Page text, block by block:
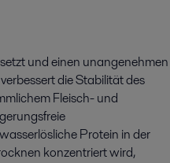
und einen unangenehmen
die Stabilität des
Fleisch- und
Protein in der
konzentriert wird,